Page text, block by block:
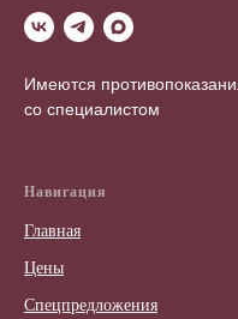
Имеются
со специалистом
Навигация
Главная
Цены
Спецпредложения